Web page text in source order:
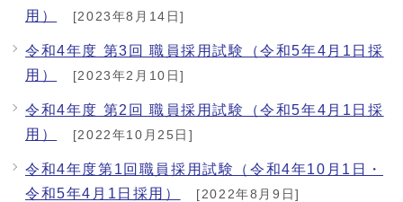
用）
[2023年8月14日]
令和4年度 第3回 職員採用試験（令和5年4月1日採
用）
[2023年2月10日]
令和4年度 第2回 職員採用試験（令和5年4月1日採
用）
[2022年10月25日]
令和4年度第1回職員採用試験（令和4年10月1日・
令和5年4月1日採用）
[2022年8月9日]